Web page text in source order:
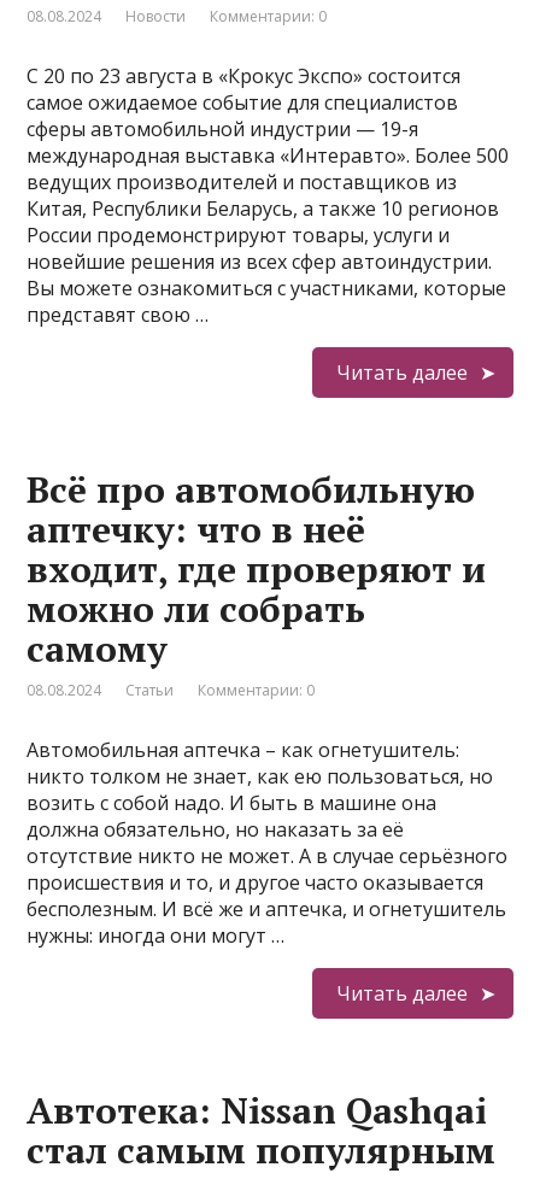
08.08.2024 Новости Комментарии: 0
С 20 по 23 августа в «Крокус Экспо» состоится
самое ожидаемое событие для специалистов
сферы автомобильной индустрии — 19-я
международная выставка «Интеравто». Более 500
ведущих производителей и поставщиков из
Китая, Республики Беларусь, а также 10 регионов
России продемонстрируют товары, услуги и
новейшие решения из всех сфер автоиндустрии.
Вы можете ознакомиться с участниками, которые
представят свою …
Читать далее
Всё про автомобильную
аптечку: что в неё
входит, где проверяют и
можно ли собрать
самому
08.08.2024 Статьи Комментарии: 0
Автомобильная аптечка – как огнетушитель:
никто толком не знает, как ею пользоваться, но
возить с собой надо. И быть в машине она
должна обязательно, но наказать за её
отсутствие никто не может. А в случае серьёзного
происшествия и то, и другое часто оказывается
бесполезным. И всё же и аптечка, и огнетушитель
нужны: иногда они могут …
Читать далее
Автотека: Nissan Qashqai
стал самым популярным